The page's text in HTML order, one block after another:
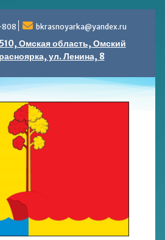
808 bkrasnoyarka@yandex.ru
Омская область, Омский
ул. Ленина, 8